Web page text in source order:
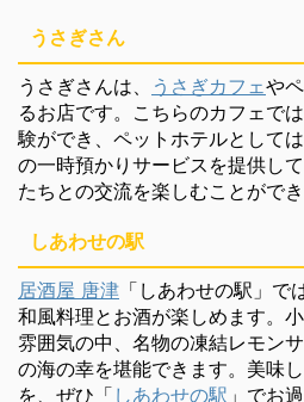
うさぎさん
うさぎさんは、 うさぎカフェや
るお店です。こちらのカフェで
験ができ、ペットホテルとして
の一時預かりサービスを提供し
たちとの交流を楽しむことができ
しあわせの駅
居酒屋 唐津 「しあわせの駅」で
和風料理とお酒が楽しめます。
雰囲気の中、名物の凍結レモン
の海の幸を堪能できます。美味
を、ぜひ「 しあわせの駅 」でお